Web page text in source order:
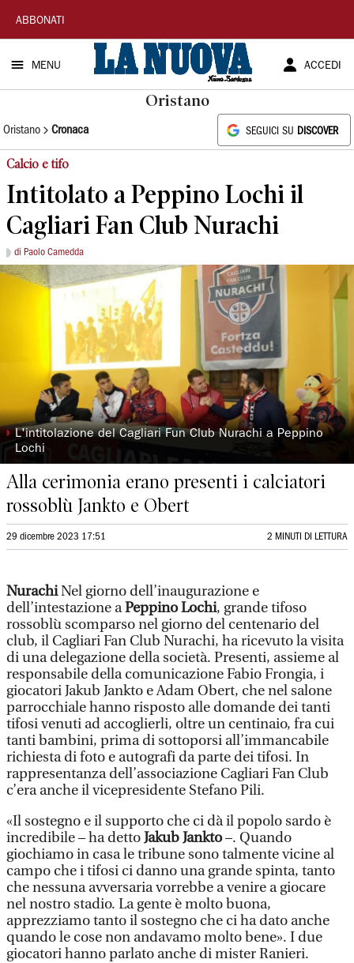
La
Nuova
Sardegna
ABBONATI
MENU ACCEDI
Oristano
Oristano Cronaca SEGUICI SU DISCOVER
Calcio e tifo
Intitolato a Peppino Lochi il
Cagliari Fan Club Nurachi
di Paolo Camedda
◗ L'intitolazione del Cagliari Fun Club Nurachi a Peppino
Lochi
Alla cerimonia erano presenti i calciatori
rossoblù Jankto e Obert
29 dicembre 2023 17:51 2 MINUTI DI LETTURA
NurachiNel giorno dell’inaugurazione e
dell’intestazione aPeppino Lochi, grande tifoso
rossoblù scomparso nel giorno del centenario del
club, il Cagliari Fan Club Nurachi, ha ricevuto la visita
di una delegazione della società. Presenti, assieme al
responsabile della comunicazione Fabio Frongia, i
giocatori Jakub Jankto e Adam Obert, che nel salone
parrocchiale hanno risposto alle domande dei tanti
tifosi venuti ad accoglierli, oltre un centinaio, fra cui
tanti bambini, prima di sottoporsi all’immancabile
richiesta di foto e autografi da parte dei tifosi. In
rappresentanza dell’associazione Cagliari Fan Club
c’era anche il vicepresidente Stefano Pili.
«Il sostegno e il supporto che ci dà il popolo sardo è
incredibile – ha dettoJakub Jankto–. Quando
giochiamo in casa le tribune sono talmente vicine al
campo che i tifosi ci danno una grande spinta, tanto
che nessuna avversaria vorrebbe a venire a giocare
nel nostro stadio. La gente è molto buona,
apprezziamo tanto il sostegno che ci ha dato anche
quando le cose non andavamo molto bene». I due
giocatori hanno parlato anche di mister Ranieri.